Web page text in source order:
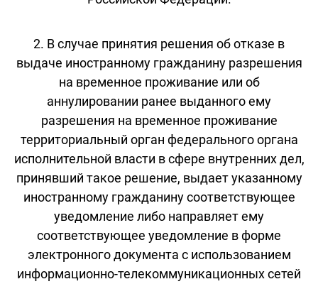
2. В случае принятия решения об отказе в
выдаче иностранному гражданину разрешения
на временное проживание или об
аннулировании ранее выданного ему
разрешения на временное проживание
территориальный орган федерального органа
исполнительной власти в сфере внутренних дел,
принявший такое решение, выдает указанному
иностранному гражданину соответствующее
уведомление либо направляет ему
соответствующее уведомление в форме
электронного документа с использованием
информационно-телекоммуникационных сетей